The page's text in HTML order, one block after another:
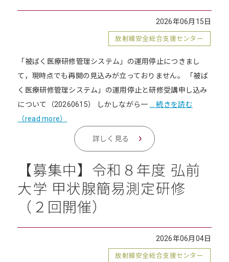
2026年06月15日
放射線安全総合支援センター
「被ばく医療研修管理システム」の運用停止につきまし
て，現時点でも再開の見込みが立っておりません。 「被ば
く医療研修管理システム」の運用停止と研修受講申し込み
について（20260615） しかしながら一
… 続きを読む
（read more）
詳しく見る
【募集中】令和８年度 弘前
大学 甲状腺簡易測定研修
（２回開催）
2026年06月04日
放射線安全総合支援センター